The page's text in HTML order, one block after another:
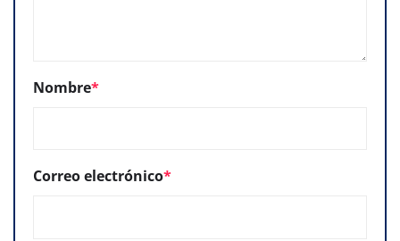
Nombre*
Correo electrónico*